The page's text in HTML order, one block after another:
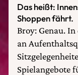
Das heißt:
Shoppen fährt.
Broy: Genau.
an
Spielangebote